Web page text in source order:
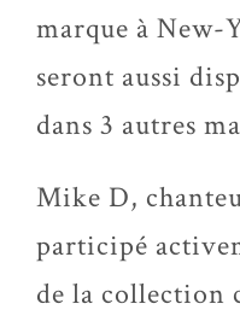
marque à New-
seront aussi
dans 3 autres
Mike D,
participé
de la collection